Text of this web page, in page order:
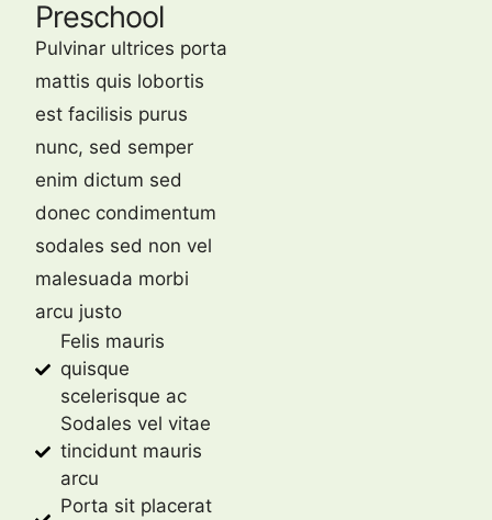
Preschool
Pulvinar ultrices porta
mattis quis lobortis
est facilisis purus
nunc, sed semper
enim dictum sed
donec condimentum
sodales sed non vel
malesuada morbi
arcu justo
Felis mauris
quisque
scelerisque ac
Sodales vel vitae
tincidunt mauris
arcu
Porta sit placerat